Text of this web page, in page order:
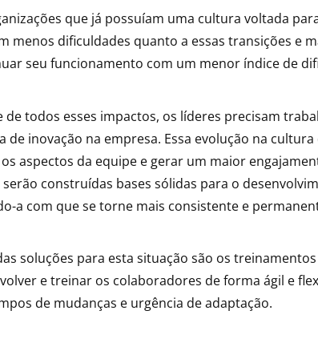
que já possuíam uma cultura voltada
menos dificuldades quanto a essas transições e
seu funcionamento com um menor índice de
de todos esses impactos, os líderes precisam
de inovação na empresa. Essa evolução na
aspectos da equipe e gerar um maior
construídas bases sólidas para o
a com que se torne mais consistente e
soluções para esta situação são os
e treinar os colaboradores de forma ágil e
de mudanças e urgência de adaptação.